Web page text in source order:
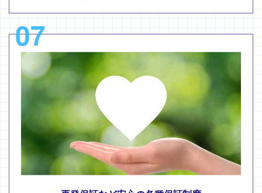
07